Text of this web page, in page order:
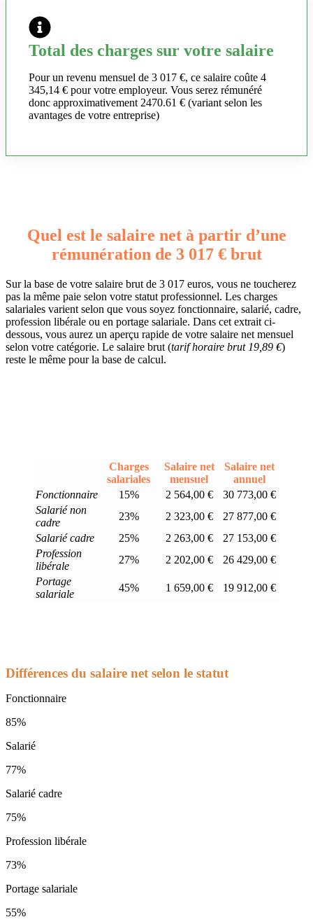
Total des charges sur votre salaire
Pour un revenu mensuel de 3 017 €, ce salaire coûte 4
345,14 € pour votre employeur. Vous serez rémunéré
donc approximativement 2470.61 € (variant selon les
avantages de votre entreprise)
Quel est le salaire net à partir d’une
rémunération de 3 017 € brut
Sur la base de votre salaire brut de 3 017 euros, vous ne toucherez
pas la même paie selon votre statut professionnel. Les charges
salariales varient selon que vous soyez fonctionnaire, salarié, cadre,
profession libérale ou en portage salariale. Dans cet extrait ci-
dessous, vous aurez un aperçu rapide de votre salaire net mensuel
selon votre catégorie. Le salaire brut (tarif horaire brut 19,89 €)
reste le même pour la base de calcul.
Charges
salariales
Salaire net
mensuel
Salaire net
annuel
Fonctionnaire
15% 2 564,00 €
30 773,00 €
Salarié non
cadre
23% 2 323,00 €
27 877,00 €
Salarié cadre
25% 2 263,00 €
27 153,00 €
Profession
libérale
27% 2 202,00 €
26 429,00 €
Portage
salariale
45% 1 659,00 € 19 912,00 €
Différences du salaire net selon le statut
Fonctionnaire
85%
Salarié
77%
Salarié cadre
75%
Profession libérale
73%
Portage salariale
55%